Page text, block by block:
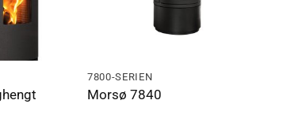
7800-SERIEN
Morsø 7840